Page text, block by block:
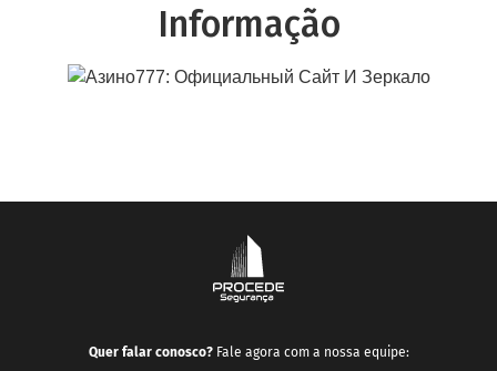
Informação
Quer falar conosco?Fale agora com a nossa equipe: